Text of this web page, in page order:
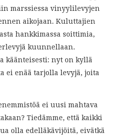
marssiessa vinyylilevyjen
aikojaan. Kuluttajien
hankkimassa soittimia,
kuunnellaan.
käänteisesti: nyt on kyllä
ei enää tarjolla levyjä, joita
ei uusi mahtava
Tiedämme, että kaikki
olla edelläkävijöitä, eivätkä